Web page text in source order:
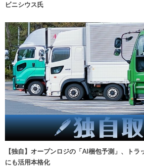
ビニシウス氏
【独自】オープンロジの「AI梱包予測」、ト
にも活用本格化